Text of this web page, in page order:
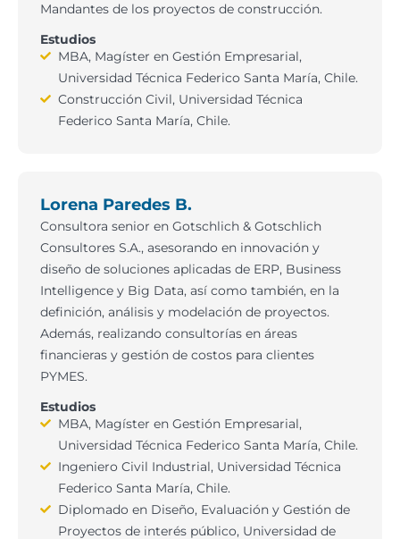
Mandantes de los proyectos de construcción.
Estudios
MBA, Magíster en Gestión Empresarial,
Universidad Técnica Federico Santa María, Chile.
Construcción Civil, Universidad Técnica
Federico Santa María, Chile.
Lorena Paredes B.
Consultora senior en Gotschlich & Gotschlich
Consultores S.A., asesorando en innovación y
diseño de soluciones aplicadas de ERP, Business
Intelligence y Big Data, así como también, en la
definición, análisis y modelación de proyectos.
Además, realizando consultorías en áreas
financieras y gestión de costos para clientes
PYMES.
Estudios
MBA, Magíster en Gestión Empresarial,
Universidad Técnica Federico Santa María, Chile.
Ingeniero Civil Industrial, Universidad Técnica
Federico Santa María, Chile.
Diplomado en Diseño, Evaluación y Gestión de
Proyectos de interés público, Universidad de